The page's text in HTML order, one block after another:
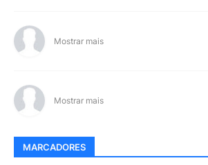
Mostrar mais
Mostrar mais
MARCADORES